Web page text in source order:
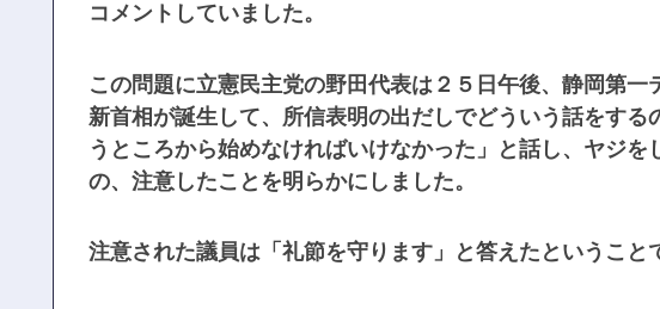
コメントしていました。
この問題に立憲民主党の野田代表は２５日午後、静岡第
新首相が誕生して、所信表明の出だしでどういう話をす
うところから始めなければいけなかった」と話し、ヤジ
の、注意したことを明らかにしました。
注意された議員は「礼節を守ります」と答えたということ